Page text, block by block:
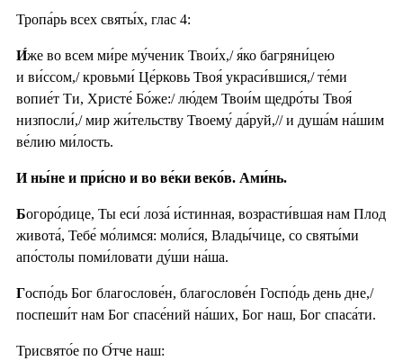
Тропа́рь всех святы́х, глас 4:
И́же во всем ми́ре му́ченик Твои́х,/ я́ко багряни́цею
и ви́ссом,/ кровьми́ Це́рковь Твоя́ украси́вшися,/ те́ми
вопие́т Ти, Христе́ Бо́же:/ лю́дем Твои́м щедро́ты Твоя́
низпосли́,/ мир жи́тельству Твоему́ да́руй,// и душа́м на́шим
ве́лию ми́лость.
И ны́не и при́сно и во ве́ки веко́в. Ами́нь.
Богоро́дице, Ты еси́ лоза́ и́стинная, возрасти́вшая нам Плод
живота́, Тебе́ мо́лимся: моли́ся, Влады́чице, со святы́ми
апо́столы поми́ловати ду́ши на́ша.
Госпо́дь Бог благослове́н, благослове́н Госпо́дь день дне,/
поспеши́т нам Бог спасе́ний на́ших, Бог наш, Бог спаса́ти.
Трисвято́е по О́тче наш: